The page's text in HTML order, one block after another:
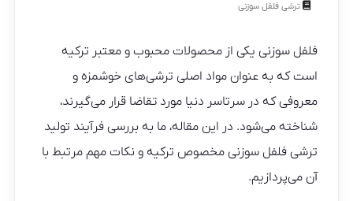
ترشی فلفل سوزنی
فلفل سوزنی یکی از محصولات محبوب و معتبر ترکیه
است که به عنوان مواد اصلی ترشی‌های خوشمزه و
معروفی که در سرتاسر دنیا مورد تقاضا قرار می‌گیرند،
شناخته می‌شود. در این مقاله، ما به بررسی فرآیند تولید
ترشی فلفل سوزنی مخصوص ترکیه و نکات مهم مرتبط با
آن می‌پردازیم.